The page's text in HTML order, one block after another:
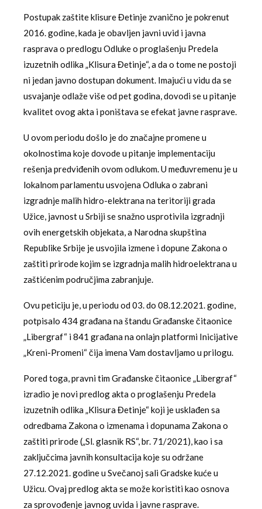
Postupak zaštite klisure Đetinje zvanično je pokrenut
2016. godine, kada je obavljen javni uvid i javna
rasprava o predlogu Odluke o proglašenju Predela
izuzetnih odlika „Klisura Đetinje“, a da o tome ne postoji
ni jedan javno dostupan dokument. Imajući u vidu da se
usvajanje odlaže više od pet godina, dovodi se u pitanje
kvalitet ovog akta i poništava se efekat javne rasprave.
U ovom periodu došlo je do značajne promene u
okolnostima koje dovode u pitanje implementaciju
rešenja predviđenih ovom odlukom. U međuvremenu je u
lokalnom parlamentu usvojena Odluka o zabrani
izgradnje malih hidro-elektrana na teritoriji grada
Užice, javnost u Srbiji se snažno usprotivila izgradnji
ovih energetskih objekata, a Narodna skupština
Republike Srbije je usvojila izmene i dopune Zakona o
zaštiti prirode kojim se izgradnja malih hidroelektrana u
zaštićenim područjima zabranjuje.
Ovu peticiju je, u periodu od 03. do 08.12.2021. godine,
potpisalo 434 građana na štandu Građanske čitaonice
„Libergraf“ i 841 građana na onlajn platformi Inicijative
„Kreni-Promeni“ čija imena Vam dostavljamo u prilogu.
Pored toga, pravni tim Građanske čitaonice „Libergraf“
izradio je novi predlog akta o proglašenju Predela
izuzetnih odlika „Klisura Đetinje“ koji je usklađen sa
odredbama Zakona o izmenama i dopunama Zakona o
zaštiti prirode („Sl. glasnik RS“, br. 71/2021), kao i sa
zaključcima javnih konsultacija koje su održane
27.12.2021. godine u Svečanoj sali Gradske kuće u
Užicu. Ovaj predlog akta se može koristiti kao osnova
za sprovođenje javnog uvida i javne rasprave.